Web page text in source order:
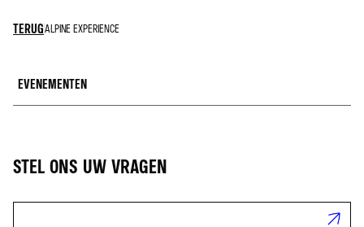
TERUGALPINE EXPERIENCE
EVENEMENTEN
STEL ONS UW VRAGEN